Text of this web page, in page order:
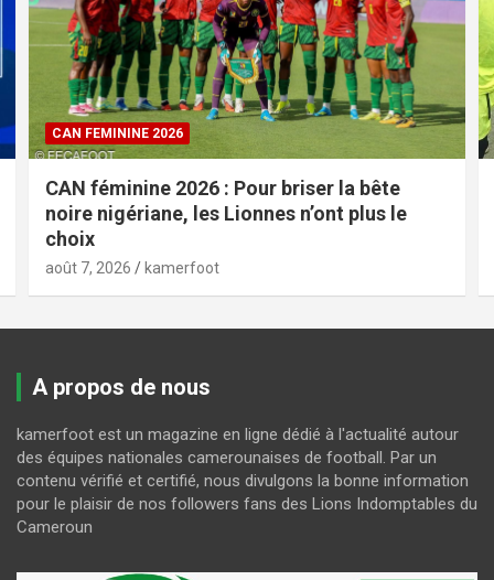
CAN FEMININE 2026
CAN féminine 2026 : Pour briser la bête
noire nigériane, les Lionnes n’ont plus le
choix
août 7, 2026 kamerfoot
A propos de nous
kamerfoot est un magazine en ligne dédié à l'actualité autour
des équipes nationales camerounaises de football. Par un
contenu vérifié et certifié, nous divulgons la bonne information
pour le plaisir de nos followers fans des Lions Indomptables du
Cameroun